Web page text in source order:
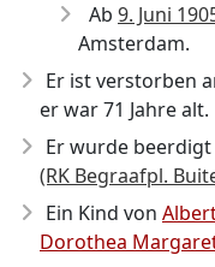
Ab 9. Juni
Amsterdam.
Er ist verstorben
er war 71 Jahre alt.
Er wurde beerdigt
(RK Begraafpl.
Ein Kind von
Dorothea